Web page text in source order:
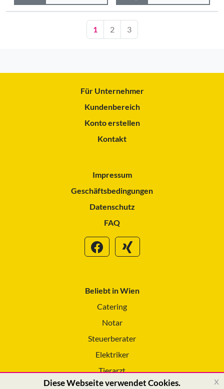
1 2 3
Für Unternehmer
Kundenbereich
Konto erstellen
Kontakt
Impressum
Geschäftsbedingungen
Datenschutz
FAQ
Beliebt in Wien
Catering
Notar
Steuerberater
Elektriker
Tierarzt
Reinigungsservice
Diese Webseite verwendet Cookies. x